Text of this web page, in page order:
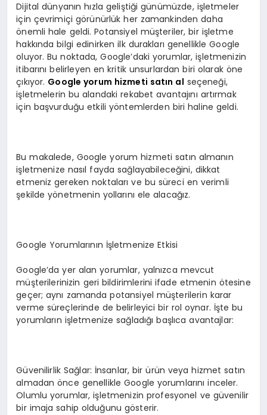
Dijital dünyanın hızla geliştiği günümüzde, işletmeler
için çevrimiçi görünürlük her zamankinden daha
önemli hale geldi. Potansiyel müşteriler, bir işletme
hakkında bilgi edinirken ilk durakları genellikle Google
oluyor. Bu noktada, Google’daki yorumlar, işletmenizin
itibarını belirleyen en kritik unsurlardan biri olarak öne
çıkıyor. Google yorum hizmeti satın al seçeneği,
işletmelerin bu alandaki rekabet avantajını artırmak
için başvurduğu etkili yöntemlerden biri haline geldi.
Bu makalede, Google yorum hizmeti satın almanın
işletmenize nasıl fayda sağlayabileceğini, dikkat
etmeniz gereken noktaları ve bu süreci en verimli
şekilde yönetmenin yollarını ele alacağız.
Google Yorumlarının İşletmenize Etkisi
Google’da yer alan yorumlar, yalnızca mevcut
müşterilerinizin geri bildirimlerini ifade etmenin ötesine
geçer; aynı zamanda potansiyel müşterilerin karar
verme süreçlerinde de belirleyici bir rol oynar. İşte bu
yorumların işletmenize sağladığı başlıca avantajlar:
Güvenilirlik Sağlar: İnsanlar, bir ürün veya hizmet satın
almadan önce genellikle Google yorumlarını inceler.
Olumlu yorumlar, işletmenizin profesyonel ve güvenilir
bir imaja sahip olduğunu gösterir.